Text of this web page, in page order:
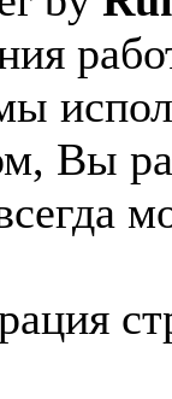
Вы